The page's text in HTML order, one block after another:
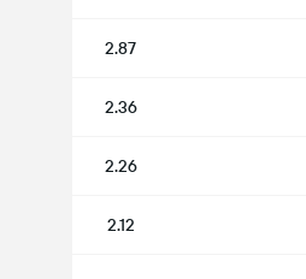
2.87
2.36
2.26
2.12